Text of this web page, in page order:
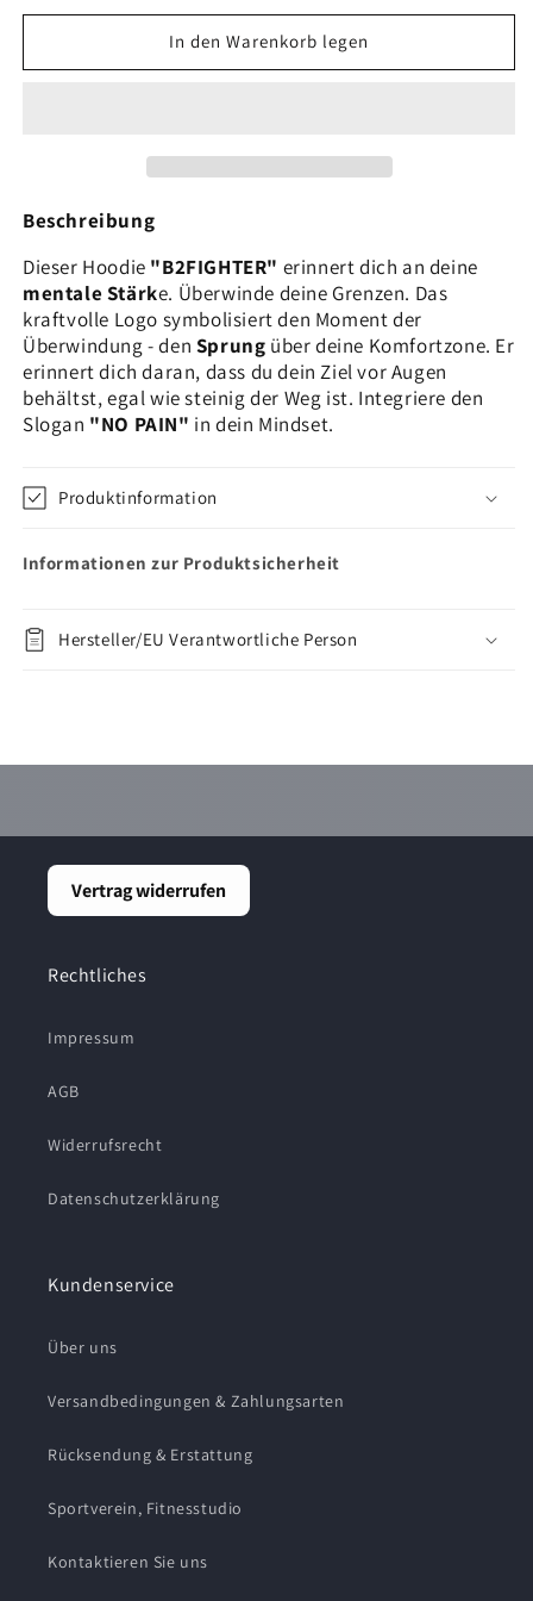
In den Warenkorb legen
Beschreibung
Dieser Hoodie "B2FIGHTER" erinnert dich an deine
mentale Stärke. Überwinde deine Grenzen. Das
kraftvolle Logo symbolisiert den Moment der
Überwindung - den Sprung über deine Komfortzone. Er
erinnert dich daran, dass du dein Ziel vor Augen
behältst, egal wie steinig der Weg ist. Integriere den
Slogan "NO PAIN" in dein Mindset.
Produktinformation
Informationen zur Produktsicherheit
Hersteller/EU Verantwortliche Person
Vertrag widerrufen
Rechtliches
Impressum
AGB
Widerrufsrecht
Datenschutzerklärung
Kundenservice
Über uns
Versandbedingungen & Zahlungsarten
Rücksendung & Erstattung
Sportverein, Fitnesstudio
Kontaktieren Sie uns